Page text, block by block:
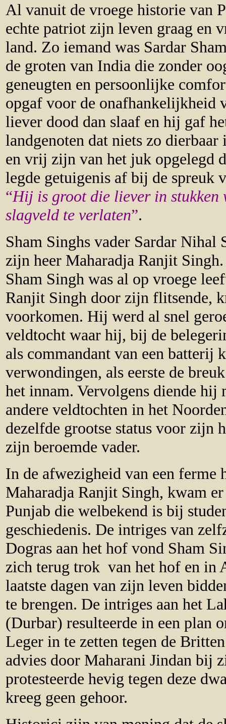
Al vanuit de vroege historie van
echte patriot zijn leven graag
land. Zo iemand was Sardar
de groten van India die zonder
geneugten en persoonlijke
opgaf voor de onafhankelijkheid
liever dood dan slaaf en hij gaf
landgenoten dat niets zo
en vrij zijn van het juk opgelegd
legde getuigenis af bij de spreuk
“Hij is groot die liever in stukken
slagveld te verlaten”.
Sham Singhs vader Sardar Nihal
zijn heer Maharadja Ranjit
Sham Singh was al op vroege
Ranjit Singh door zijn flitsende,
voorkomen. Hij werd al snel
veldtocht waar hij, bij de
als commandant van een batterij
verwondingen, als eerste de
het innam. Vervolgens diende hij
andere veldtochten in het
dezelfde grootse status voor zijn
zijn beroemde vader.
In de afwezigheid van een ferme
Maharadja Ranjit Singh, kwam
Punjab die welbekend is bij
geschiedenis. De intriges van
Dogras aan het hof vond Sham
zich terug trok van het hof en in
laatste dagen van zijn leven
te brengen. De intriges aan het
(Durbar) resulteerde in een plan
Leger in te zetten tegen de
advies door Maharani Jindan bij
protesteerde hevig tegen deze
kreeg geen gehoor.